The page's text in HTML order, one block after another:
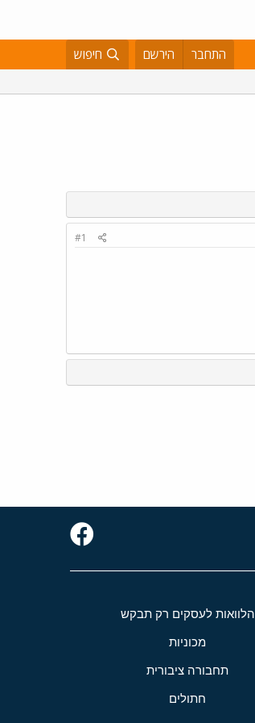
התחבר הירשם חיפוש
#1
הלוואות לעסקים רק תבקש
מכוניות
תחבורה ציבורית
חתולים